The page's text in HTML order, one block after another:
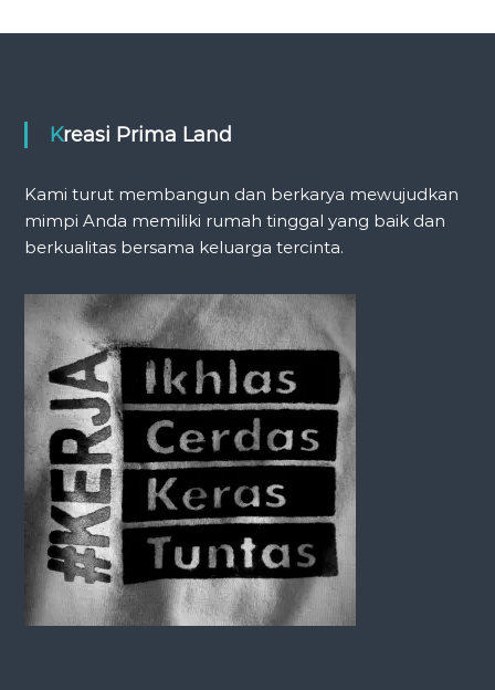
Kreasi Prima Land
Kami turut membangun dan berkarya mewujudkan
mimpi Anda memiliki rumah tinggal yang baik dan
berkualitas bersama keluarga tercinta.